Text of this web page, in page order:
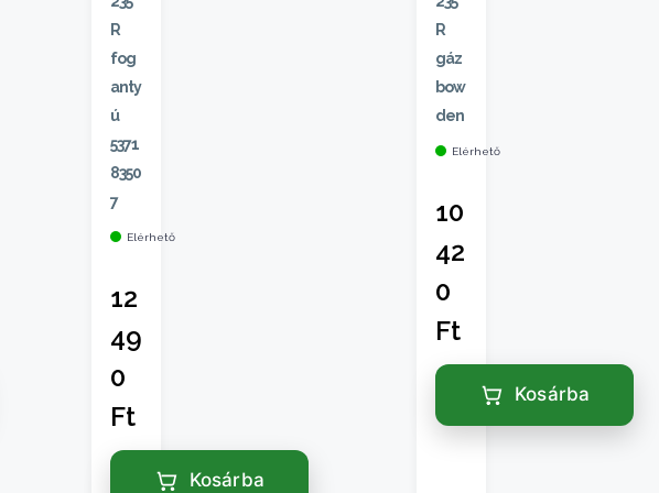
R
fog
anty
ú
5371
8350
7
Elérhető
12
49
0
Ft
Kosárba
R
gáz
bow
den
Elérhető
10
42
0
Ft
Kosárba